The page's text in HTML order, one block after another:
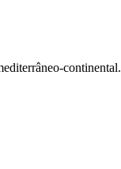
continental.